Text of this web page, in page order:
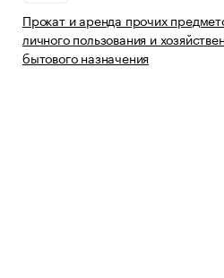
Прокат и аренда прочих
личного пользования и
бытового назначения